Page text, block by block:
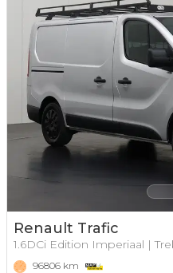
Renault Trafic
1.6DCi Edition Imperiaal |
96806 km